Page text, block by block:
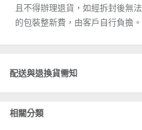
且不得辦理退貨，如經拆封後無
的包裝整新費，由客戶自行負擔。
配送與退換貨需知
相關分類